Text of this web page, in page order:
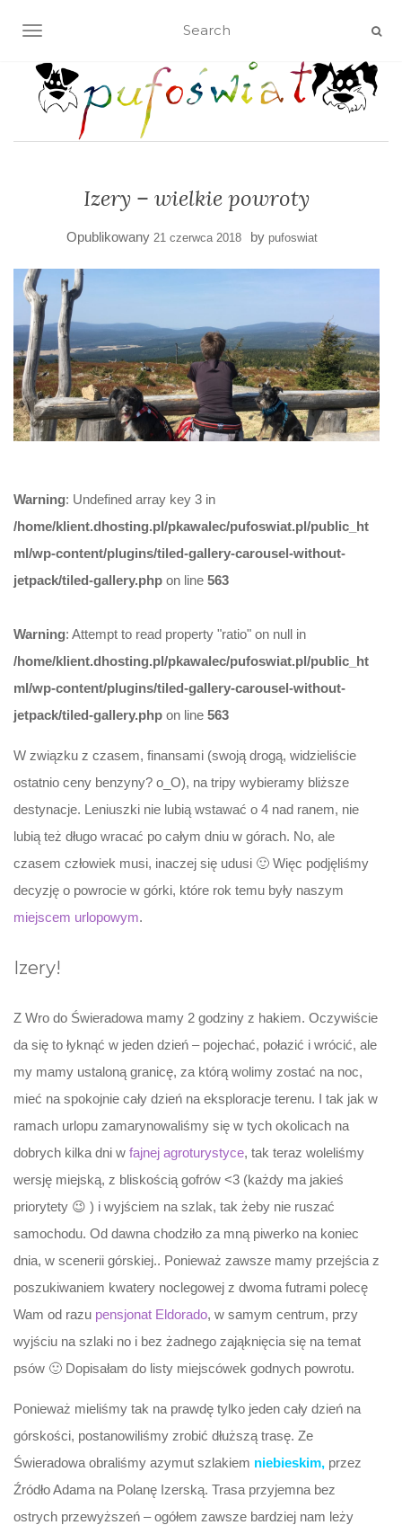
TOGGLE NAVIGATION
Izery – wielkie powroty
Opublikowany 21 czerwca 2018 by pufoswiat
Warning: Undefined array key 3 in
/home/klient.dhosting.pl/pkawalec/pufoswiat.pl/public_ht
ml/wp-content/plugins/tiled-gallery-carousel-without-
jetpack/tiled-gallery.php on line 563
Warning: Attempt to read property "ratio" on null in
/home/klient.dhosting.pl/pkawalec/pufoswiat.pl/public_ht
ml/wp-content/plugins/tiled-gallery-carousel-without-
jetpack/tiled-gallery.php on line 563
W związku z czasem, finansami (swoją drogą, widzieliście
ostatnio ceny benzyny? o_O), na tripy wybieramy bliższe
destynacje. Leniuszki nie lubią wstawać o 4 nad ranem, nie
lubią też długo wracać po całym dniu w górach. No, ale
czasem człowiek musi, inaczej się udusi 🙂 Więc podjęliśmy
decyzję o powrocie w górki, które rok temu były naszym
miejscem urlopowym.
Izery!
Z Wro do Świeradowa mamy 2 godziny z hakiem. Oczywiście
da się to łyknąć w jeden dzień – pojechać, połazić i wrócić, ale
my mamy ustaloną granicę, za którą wolimy zostać na noc,
mieć na spokojnie cały dzień na eksploracje terenu. I tak jak w
ramach urlopu zamarynowaliśmy się w tych okolicach na
dobrych kilka dni w fajnej agroturystyce, tak teraz woleliśmy
wersję miejską, z bliskością gofrów <3 (każdy ma jakieś
priorytety 😉 ) i wyjściem na szlak, tak żeby nie ruszać
samochodu. Od dawna chodziło za mną piwerko na koniec
dnia, w scenerii górskiej.. Ponieważ zawsze mamy przejścia z
poszukiwaniem kwatery noclegowej z dwoma futrami polecę
Wam od razu pensjonat Eldorado, w samym centrum, przy
wyjściu na szlaki no i bez żadnego zająknięcia się na temat
psów 🙂 Dopisałam do listy miejscówek godnych powrotu.
Ponieważ mieliśmy tak na prawdę tylko jeden cały dzień na
górskości, postanowiliśmy zrobić dłuższą trasę. Ze
Świeradowa obraliśmy azymut szlakiem niebieskim, przez
Źródło Adama na Polanę Izerską. Trasa przyjemna bez
ostrych przewyższeń – ogółem zawsze bardziej nam leży